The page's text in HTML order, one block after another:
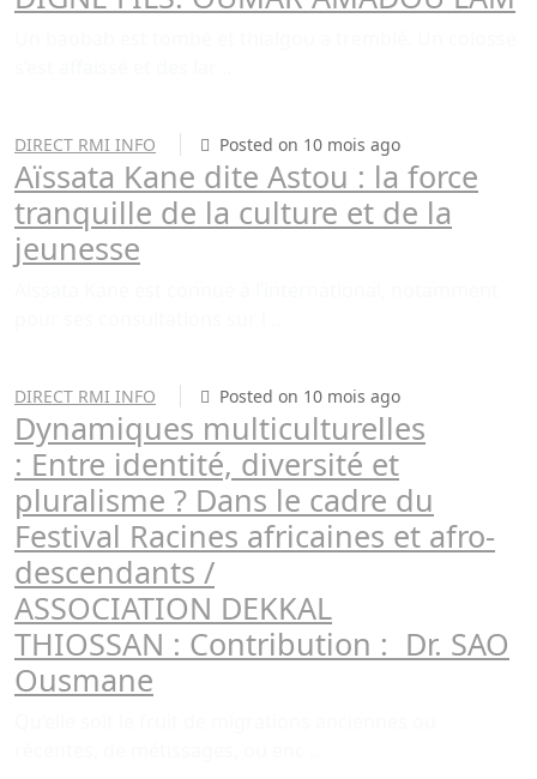
DIRECT RMI INFO Posted on 10 mois ago
Aïssata Kane dite Astou : la force
tranquille de la culture et de la
jeunesse
DIRECT RMI INFO Posted on 10 mois ago
Dynamiques multiculturelles
: Entre identité, diversité et
pluralisme ? Dans le cadre du
Festival Racines africaines et afro-
descendants /
ASSOCIATION DEKKAL
THIOSSAN : Contribution : Dr. SAO
Ousmane